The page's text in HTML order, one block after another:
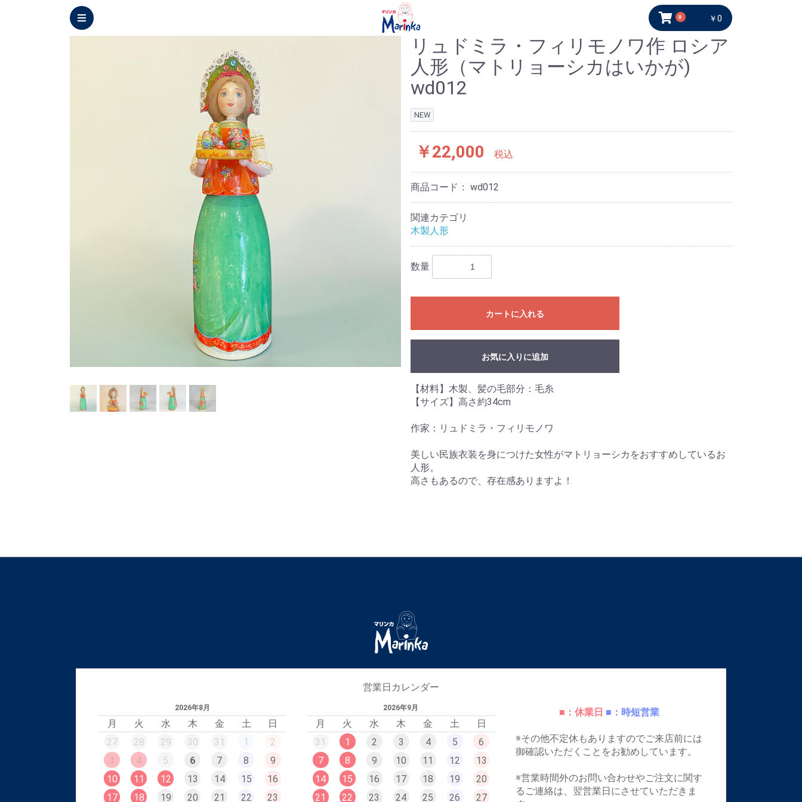
0 ￥0
リュドミラ・フィリモノワ作 ロシア
人形（マトリョーシカはいかが)
wd012
NEW
￥22,000 税込
商品コード： wd012
関連カテゴリ
木製人形
数量
カートに入れる
お気に入りに追加
【材料】木製、髪の毛部分：毛糸
【サイズ】高さ約34cm
作家：リュドミラ・フィリモノワ
美しい民族衣装を身につけた女性がマトリョーシカをおすすめしているお
人形。
高さもあるので、存在感ありますよ！
営業日カレンダー
2026年8月
月 火 水 木 金 土
日
27
28 29 30 31 1
2
3
4 5 6 7 8
9
10
11 12 13 14 15
16
17
18 19 20 21 22 23
2026年9月
月 火 水 木 金 土
日
31
1 2 3 4 5
6
7
8 9 10 11 12
13
14
15 16 17 18 19
20
21
22 23 24 25 26 27
■：休業日 ■：時短営業
※その他不定休もありますのでご来店前には
御確認いただくことをお勧めしています。
※営業時間外のお問い合わせやご注文に関す
るご連絡は、翌営業日にさせていただきま